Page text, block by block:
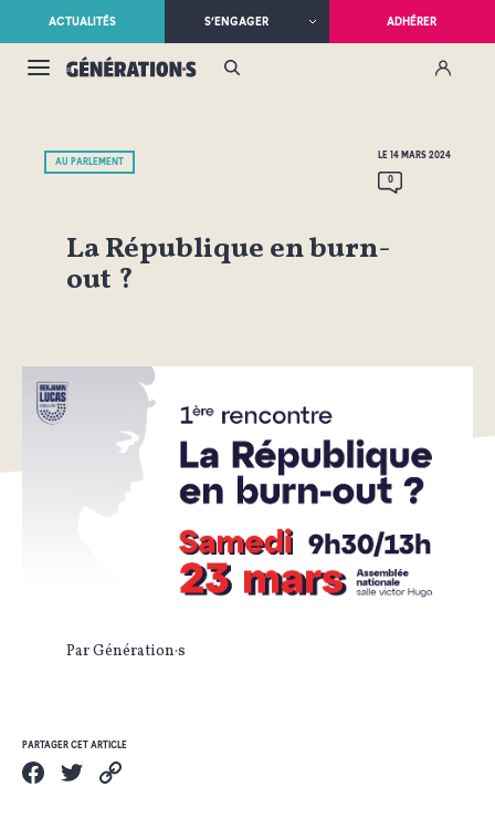
ACTUALITÉS S’ENGAGER ADHÉRER
AU PARLEMENT
LE 14 MARS 2024
0
La République en burn-
out ?
Par Génération·s
PARTAGER CET ARTICLE